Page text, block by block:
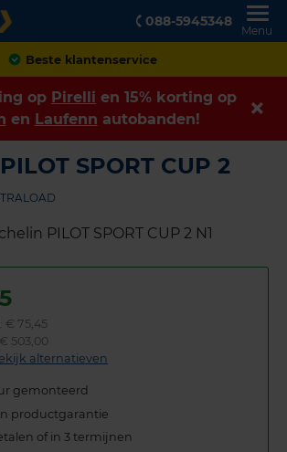
088-5945348
Menu
Achteraf betalen
op Pirelli en 15% korting op
en Laufenn autobanden!
SPORT CUP 2
€ 75,45
503,00
alternatieven
gemonteerd
productgarantie
of in 3 termijnen